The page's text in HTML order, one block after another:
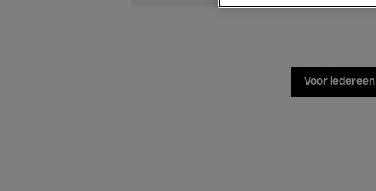
Voor iedereen